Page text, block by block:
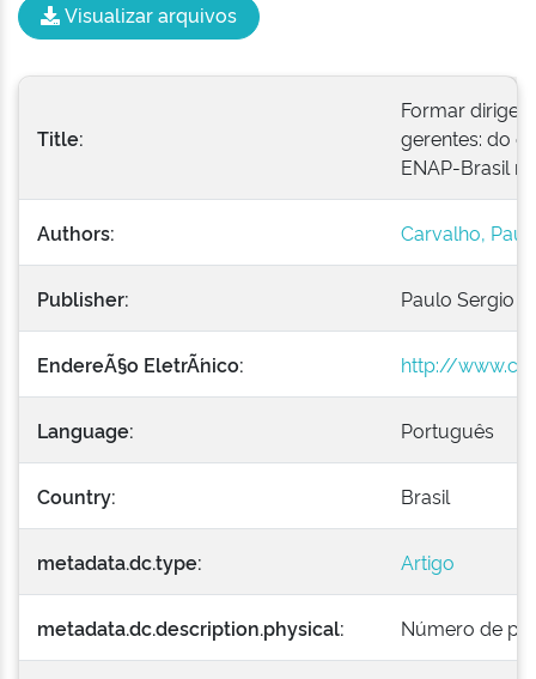
Visualizar arquivos
Title:
Formar
gerentes: do
ENAP-Brasil
Authors: Carvalho,
Publisher: Paulo Sergio
EndereÃ§o EletrÃ´nico: http://
Language: Português
Country: Brasil
metadata.dc.type: Artigo
metadata.dc.description.physical: Número de